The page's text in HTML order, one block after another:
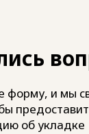
форму, и мы
об укладке